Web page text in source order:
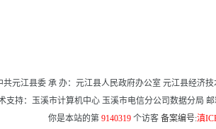
共元江县委 承 办：元江县人民政府办公室 元江县经济技
支持：玉溪市计算机中心 玉溪市电信分公司数据分局 邮
你是本站的第 9140319 个访客 备案编号:滇